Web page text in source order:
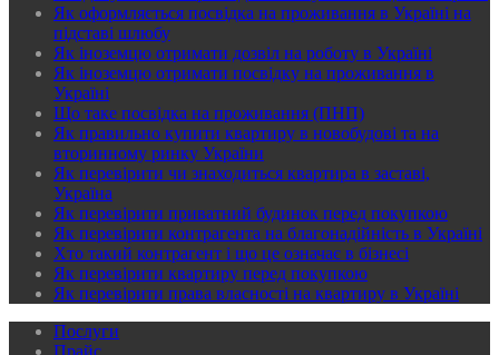
Як оформляється посвідка на проживання в Україні на
підставі шлюбу
Як іноземцю отримати дозвіл на роботу в Україні
Як іноземцю отримати посвідку на проживання в
Україні
Що таке посвідка на проживання (ПНП)
Як правильно купити квартиру в новобудові та на
вторинному ринку України
Як перевірити чи знаходиться квартира в заставі,
Україна
Як перевірити приватний будинок перед покупкою
Як перевірити контрагента на благонадійність в Україні
Хто такий контрагент і що це означає в бізнесі
Як перевірити квартиру перед покупкою
Як перевірити права власності на квартиру в Україні
Послуги